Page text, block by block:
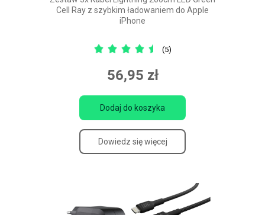
Cell Ray z szybkim ładowaniem do Apple
iPhone
(5)
56,95 zł
Dodaj do koszyka
Dowiedz się więcej